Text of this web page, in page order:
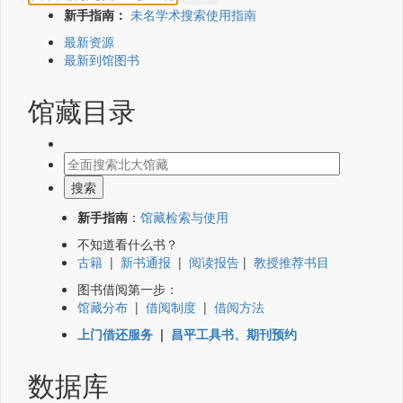
新手指南： 未名学术搜索使用指南
最新资源
最新到馆图书
馆藏目录
新手指南 ： 馆藏检索与使用
不知道看什么书？
古籍 | 新书通报 | 阅读报告 | 教授推荐书目
图书借阅第一步：
馆藏分布 | 借阅制度 | 借阅方法
上门借还服务 | 昌平工具书、期刊预约
数据库